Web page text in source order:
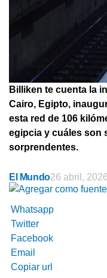
Billiken te cuenta la
Cairo, Egipto,
esta red de 106
egipcia y cuáles son
sorprendentes.
El Mundo26 abril, 2026
Whatsapp
Twitter
Facebook
Email
Copiar url